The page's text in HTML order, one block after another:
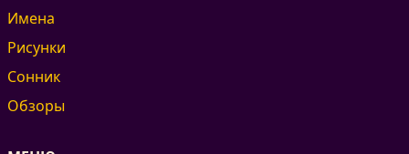
Имена
Рисунки
Сонник
Обзоры